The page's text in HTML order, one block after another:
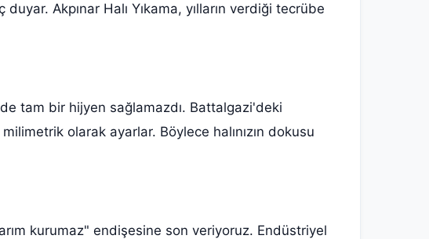
Akpınar Halı Yıkama, yılların verdiği tecrübe
de tam bir hijyen sağlamazdı. Battalgazi'deki
olarak ayarlar. Böylece halınızın dokusu
kurumaz" endişesine son veriyoruz. Endüstriyel